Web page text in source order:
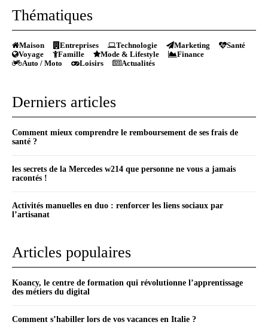
Thématiques
Maison Entreprises Technologie Marketing
Santé
Voyage
Famille Mode & Lifestyle
Finance
Auto / Moto
Loisirs Actualités
Derniers articles
Comment mieux comprendre le remboursement de ses frais de
santé ?
les secrets de la Mercedes w214 que personne ne vous a jamais
racontés !
Activités manuelles en duo : renforcer les liens sociaux par
l’artisanat
Articles populaires
Koancy, le centre de formation qui révolutionne l’apprentissage
des métiers du digital
Comment s’habiller lors de vos vacances en Italie ?